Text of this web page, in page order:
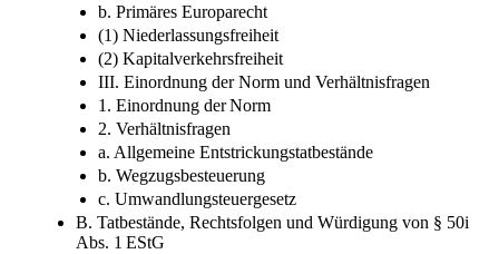
b. Primäres Europarecht
(1) Niederlassungsfreiheit
(2) Kapitalverkehrsfreiheit
III. Einordnung der Norm und Verhältnisfragen
1. Einordnung der Norm
2. Verhältnisfragen
a. Allgemeine Entstrickungstatbestände
b. Wegzugsbesteuerung
c. Umwandlungsteuergesetz
B. Tatbestände, Rechtsfolgen und Würdigung von § 50i
Abs. 1 EStG